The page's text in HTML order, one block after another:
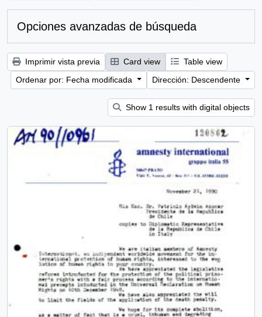
Opciones avanzadas de búsqueda
Imprimir vista previa Card view
Table view
Ordenar por: Fecha modificada
Dirección: Descendente
Show 1 results with digital objects